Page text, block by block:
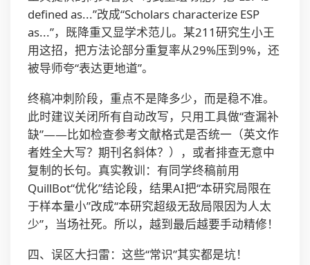
defined as...”改成“Scholars characterize ESP
as...”，既降重又显学术范儿。某211研究生小王
用这招，把方法论部分重复率从29%压到9%，还
被导师夸“表达更地道”。
终稿冲刺阶段，重点不是降多少，而是稳不准。
此时建议关闭所有自动改写，只用工具做“查漏补
缺”——比如检查参考文献格式是否统一（英文作
者姓全大写？期刊名斜体？），或者排查无意中
复制的长句。真实教训：有同学终稿前用
QuillBot“优化”结论段，结果AI把“本研究局限在
于样本量小”改成“本研究超级无敌局限因为人太
少”，当场社死。所以，越到最后越要手动精修！
四、误区大扫雷：这些“常识”其实都是坑！